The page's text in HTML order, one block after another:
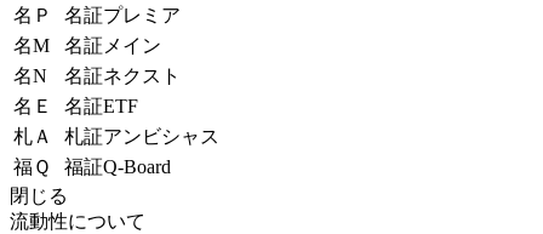
名Ｐ
名証プレミア
名M
名証メイン
名N
名証ネクスト
名Ｅ
名証ETF
札Ａ
札証アンビシャス
福Ｑ
福証Q-Board
閉じる
流動性について